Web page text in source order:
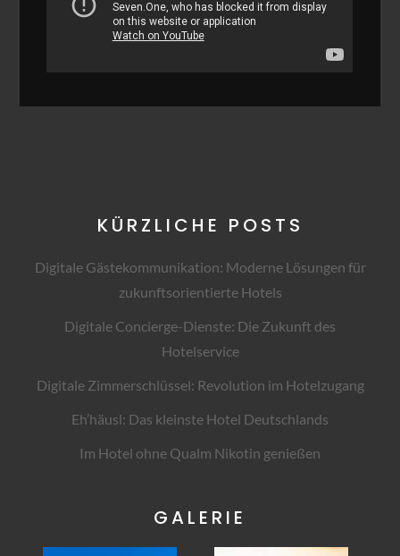
KÜRZLICHE POSTS
Digitale Gästekommunikation: Moderne Lösungen für
zukunftsorientierte Hotels
Digitale Concierge-Dienste: Die Zukunft des
Hotelservice
Digitale Zimmerschlüssel: Revolution im Hotelzugang
Eh’häusl: Das kleinste Hotel Deutschlands
Im Hotel ohne Qualm Nikotin genießen
GALERIE